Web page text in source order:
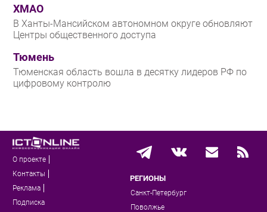
ХМАО
В Ханты-Мансийском автономном округе обновляют
Центры общественного доступа
Тюмень
Тюменская область вошла в десятку лидеров РФ по
цифровому контролю
О проекте
Контакты
Реклама
Подписка
РЕГИОНЫ
Санкт-Петербург
Поволжье